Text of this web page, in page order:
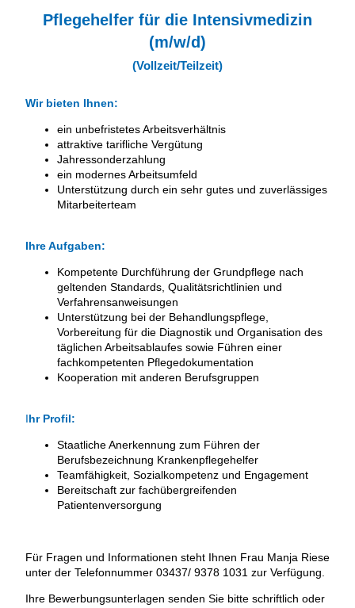
Pflegehelfer für die Intensivmedizin
(m/w/d)
(Vollzeit/Teilzeit)
Wir bieten Ihnen:
ein unbefristetes Arbeitsverhältnis
attraktive tarifliche Vergütung
Jahressonderzahlung
ein modernes Arbeitsumfeld
Unterstützung durch ein sehr gutes und zuverlässiges
Mitarbeiterteam
Ihre Aufgaben:
Kompetente Durchführung der Grundpflege nach
geltenden Standards, Qualitätsrichtlinien und
Verfahrensanweisungen
Unterstützung bei der Behandlungspflege,
Vorbereitung für die Diagnostik und Organisation des
täglichen Arbeitsablaufes sowie Führen einer
fachkompetenten Pflegedokumentation
Kooperation mit anderen Berufsgruppen
Ihr Profil:
Staatliche Anerkennung zum Führen der
Berufsbezeichnung Krankenpflegehelfer
Teamfähigkeit, Sozialkompetenz und Engagement
Bereitschaft zur fachübergreifenden
Patientenversorgung
Für Fragen und Informationen steht Ihnen Frau Manja Riese
unter der Telefonnummer 03437/ 9378 1031 zur Verfügung.
Ihre Bewerbungsunterlagen senden Sie bitte schriftlich oder